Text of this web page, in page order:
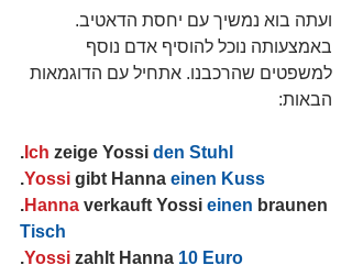
ועתה בוא נמשיך עם יחסת הדאטיב.
באמצעותה נוכל להוסיף אדם נוסף
למשפטים שהרכבנו. אתחיל עם הדוגמאות
הבאות:
. Ich zeige Yossi den Stuhl
.Yossi gibt Hanna einen Kuss
.Hanna verkauft Yossi einen braunen
Tisch
.Yossi zahlt Hanna 10 Euro